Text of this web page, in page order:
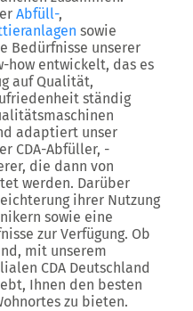
Abfüll-,
sowie
Bedürfnisse unserer
how entwickelt, das es
auf Qualität,
ständig
adaptiert unser
CDA-Abfüller, -
die dann von
werden. Darüber
ihrer Nutzung
sowie eine
zur Verfügung. Ob
mit unserem
CDA Deutschland
Ihnen den besten
zu bieten.